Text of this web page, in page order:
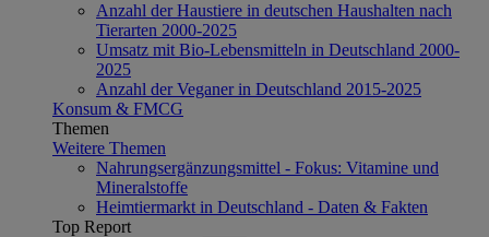
Anzahl der Haustiere in deutschen Haushalten nach
Tierarten 2000-2025
Umsatz mit Bio-Lebensmitteln in Deutschland 2000-
2025
Anzahl der Veganer in Deutschland 2015-2025
Konsum & FMCG
Themen
Weitere Themen
Nahrungsergänzungsmittel - Fokus: Vitamine und
Mineralstoffe
Heimtiermarkt in Deutschland - Daten & Fakten
Top Report